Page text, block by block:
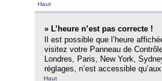
Haut
» L’heure n’est pas correcte !
Il est possible que l’heure
visitez votre Panneau de
Londres, Paris, New York,
réglages, n’est accessible
Haut